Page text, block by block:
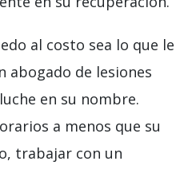
al costo sea lo que le
abogado de lesiones
en su nombre.
a menos que su
trabajar con un